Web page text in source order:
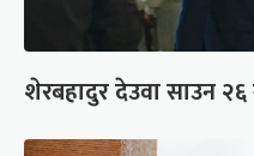
शेरबहादुर देउवा साउन